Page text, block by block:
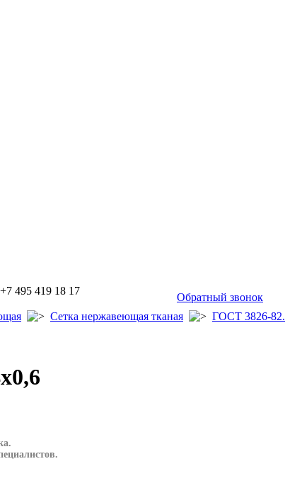
+7 495 419 18 17
Обратный звонок
Сетка нержавеющая тканая
ГОСТ 3826-82.